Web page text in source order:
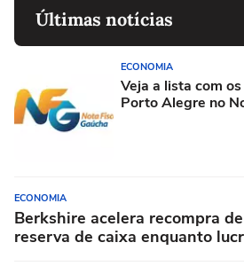
Últimas notícias
ECONOMIA
Veja a lista com
Porto Alegre no
ECONOMIA
Berkshire acelera recompra
reserva de caixa enquanto